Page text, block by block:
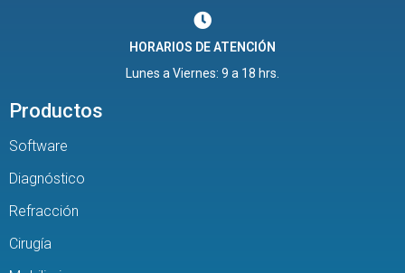
HORARIOS DE ATENCIÓN
Lunes a Viernes: 9 a 18 hrs.
Productos
Software
Diagnóstico
Refracción
Cirugía